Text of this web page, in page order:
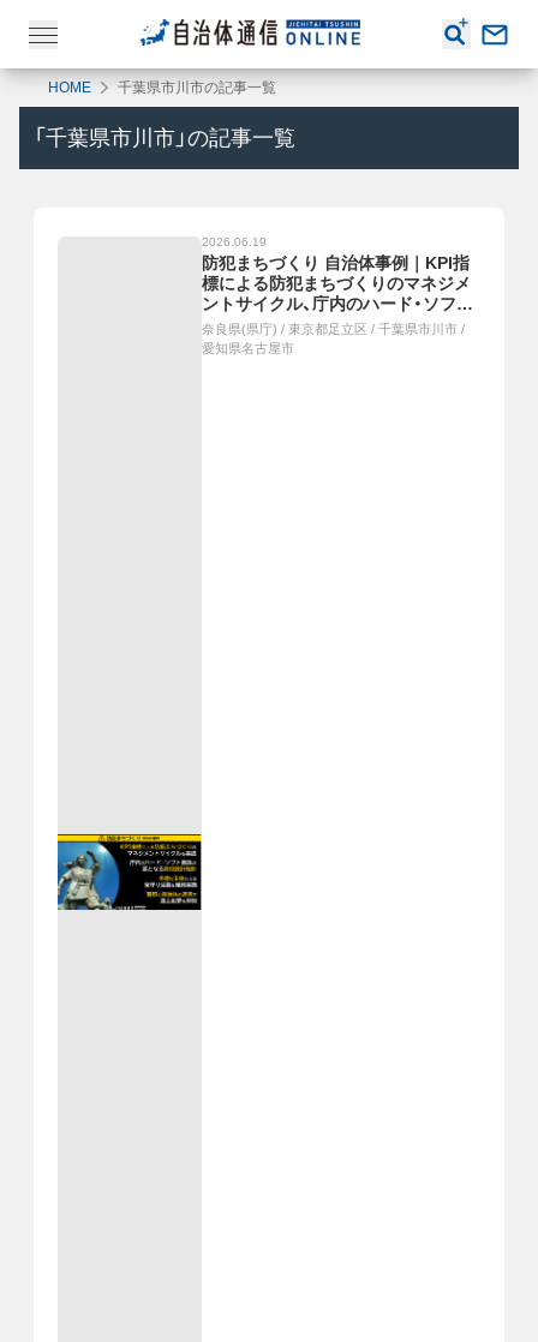
HOME 千葉県市川市の記事一覧
「 千葉県市川市 」の記事一覧
2026.06.19
防犯まちづくり 自治体事例｜KPI指
標による防犯まちづくりのマネジメ
ントサイクル、庁内のハード・ソフト
施策の要となる防犯設計指針、多様な
主体による見守り活動を継続実施、警
奈良県(県庁) / 東京都足立区 / 千葉県市川市 /
愛知県名古屋市